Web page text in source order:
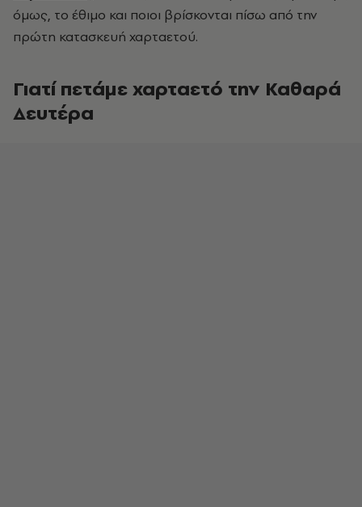
όμως, το έθιμο και ποιοι βρίσκονται πίσω από την
πρώτη κατασκευή χαρταετού.
Γιατί πετάμε χαρταετό την Καθαρά
Δευτέρα